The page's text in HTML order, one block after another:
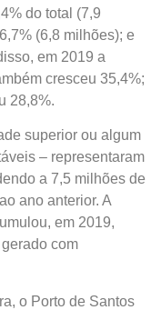
do total (7,9
(6,8 milhões); e
em 2019 a
cresceu 35,4%;
28,8%.
superior ou algum
– representaram
a 7,5 milhões de
ano anterior. A
em 2019,
com
o Porto de Santos